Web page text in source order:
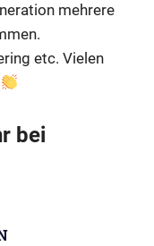
mehrere
etc. Vielen
bei